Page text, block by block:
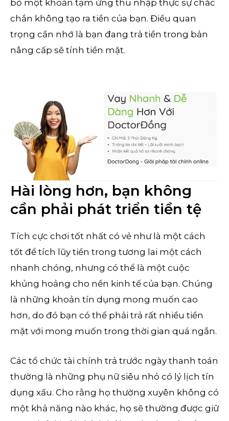
bỏ một khoản tạm ứng thu nhập thực sự chắc
chắn không tạo ra tiền của bạn. Điều quan
trọng cần nhớ là bạn đang trả tiền trong bản
nâng cấp sẽ tính tiền mặt.
Hài lòng hơn, bạn không
cần phải phát triển tiền tệ
Tích cực chơi tốt nhất có vẻ như là một cách
tốt để tích lũy tiền trong tương lai một cách
nhanh chóng, nhưng có thể là một cuộc
khủng hoảng cho nền kinh tế của bạn. Chúng
là những khoản tín dụng mong muốn cao
hơn, do đó bạn có thể phải trả rất nhiều tiền
mặt với mong muốn trong thời gian quá ngắn.
Các tổ chức tài chính trả trước ngày thanh toán
thường là những phụ nữ siêu nhỏ có lý lịch tín
dụng xấu. Cho rằng họ thường xuyên không có
một khả năng nào khác, họ sẽ thường được giữ